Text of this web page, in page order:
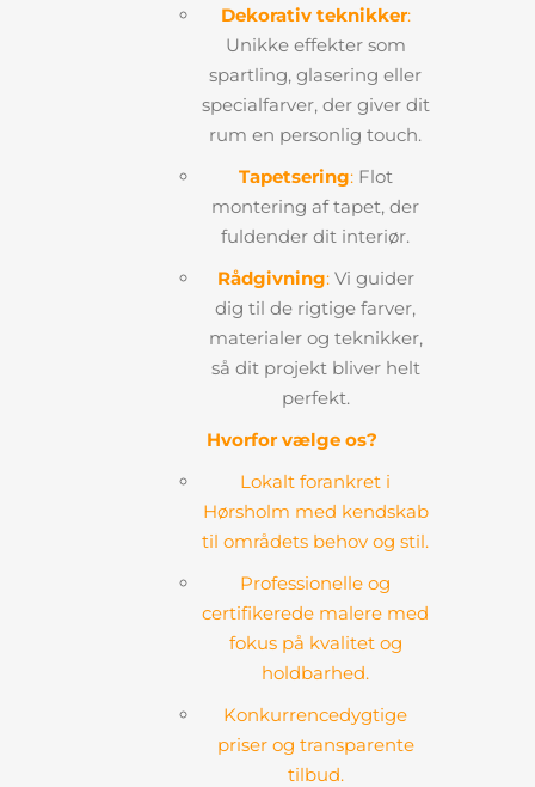
Dekorativ teknikker:
Unikke effekter som
spartling, glasering eller
specialfarver, der giver dit
rum en personlig touch.
Tapetsering:Flot
montering af tapet, der
fuldender dit interiør.
Rådgivning:Vi guider
dig til de rigtige farver,
materialer og teknikker,
så dit projekt bliver helt
perfekt.
Hvorfor vælge os?
Lokalt forankret i
Hørsholm med kendskab
til områdets behov og stil.
Professionelle og
certifikerede malere med
fokus på kvalitet og
holdbarhed.
Konkurrencedygtige
priser og transparente
tilbud.